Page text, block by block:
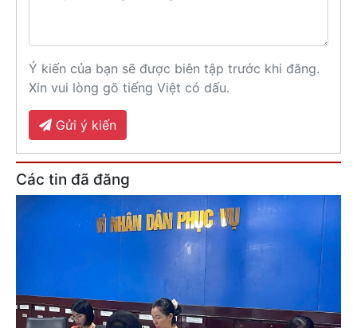
Ý kiến của bạn sẽ được biên tập trước khi đăng.
Xin vui lòng gõ tiếng Việt có dấu.
Gửi ý kiến
Các tin đã đăng